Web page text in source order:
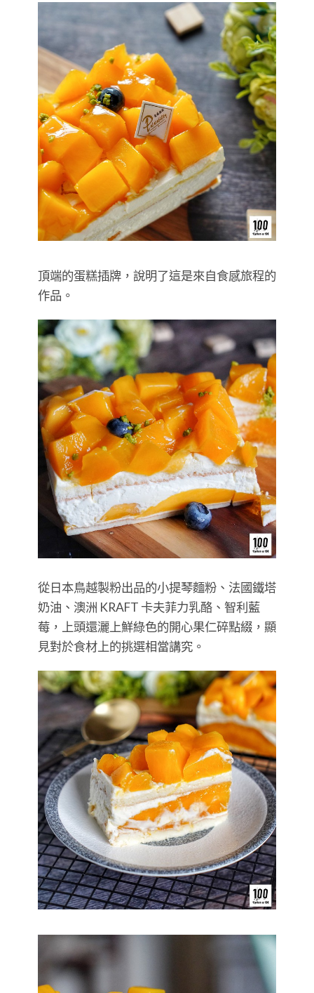
頂端的蛋糕插牌，說明了這是來自食感旅程的
作品。
從日本鳥越製粉出品的小提琴麵粉、法國鐵塔
奶油、澳洲 KRAFT 卡夫菲力乳酪、智利藍
莓，上頭還灑上鮮綠色的開心果仁碎點綴，顯
見對於食材上的挑選相當講究。